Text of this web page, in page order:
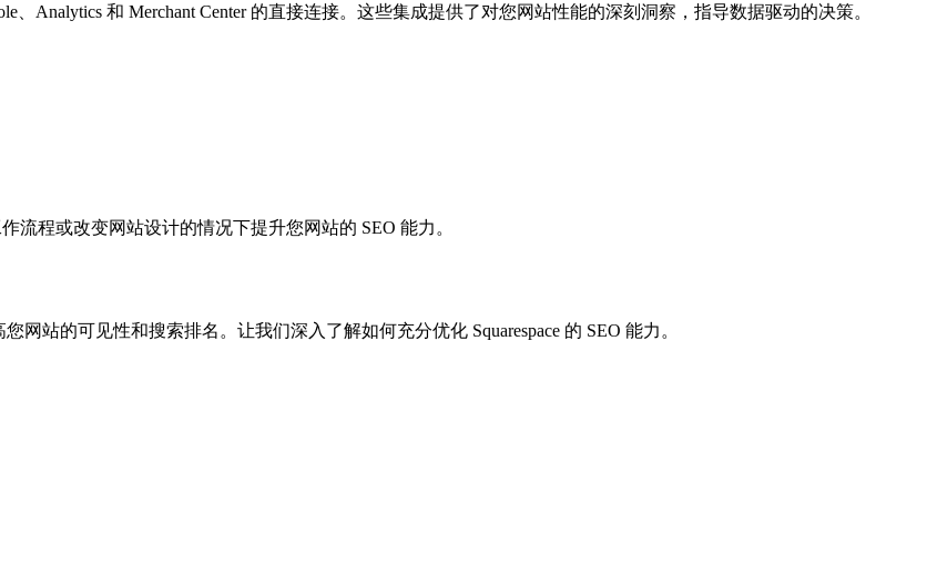
、Analytics 和 Merchant Center 的直接连接。这些集成提供了对您网站性能的深刻洞察，指导数据驱动的决策。
流程或改变网站设计的情况下提升您网站的 SEO 能力。
网站的可见性和搜索排名。让我们深入了解如何充分优化 Squarespace 的 SEO 能力。